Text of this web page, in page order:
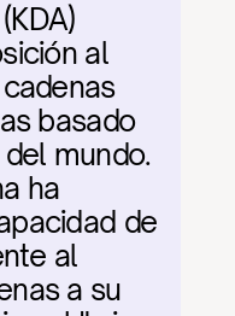
al
basado
mundo.
ha
de
al
a su